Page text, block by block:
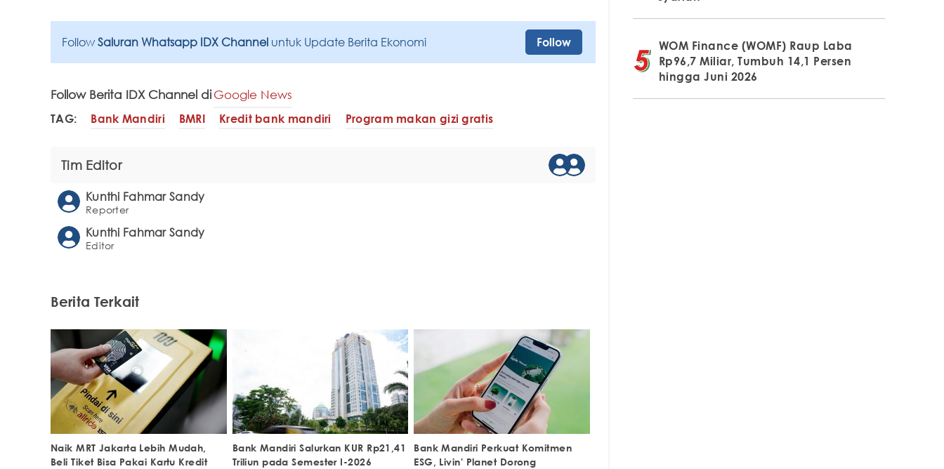
Follow Saluran Whatsapp IDX Channel untuk Update Berita Ekonomi Follow
Follow Berita IDX Channel diGoogle News
TAG: Bank Mandiri BMRI Kredit bank mandiri Program makan gizi gratis
Tim Editor
Kunthi Fahmar Sandy
Reporter
Kunthi Fahmar Sandy
Editor
Berita Terkait
Naik MRT Jakarta Lebih Mudah,
Beli Tiket Bisa Pakai Kartu Kredit
Bank Mandiri Salurkan KUR Rp21,41
Triliun pada Semester I-2026
Bank Mandiri Perkuat Komitmen
ESG, Livin' Planet Dorong
WOM Finance (WOMF) Raup Laba
Rp96,7 Miliar, Tumbuh 14,1 Persen
hingga Juni 2026